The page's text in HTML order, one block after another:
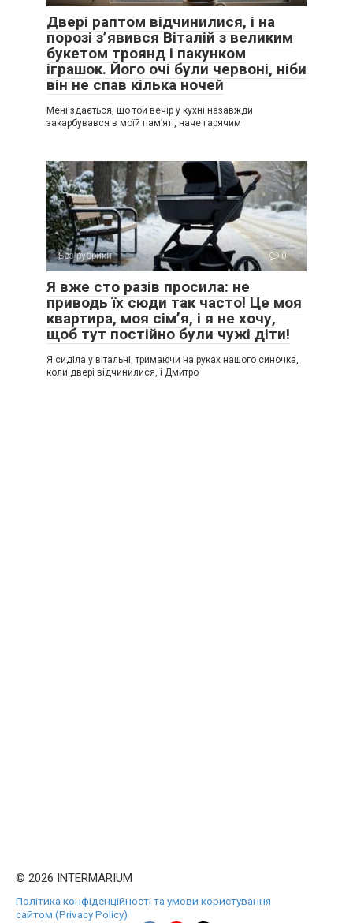
Двері раптом відчинилися, і на
порозі з’явився Віталій з великим
букетом троянд і пакунком
іграшок. Його очі були червоні, ніби
він не спав кілька ночей
Мені здається, що той вечір у кухні назавжди
закарбувався в моїй пам’яті, наче гарячим
Без рубрики 0
Я вже сто разів просила: не
приводь їх сюди так часто! Це моя
квартира, моя сім’я, і я не хочу,
щоб тут постійно були чужі діти!
Я сиділа у вітальні, тримаючи на руках нашого синочка,
коли двері відчинилися, і Дмитро
© 2026 INTERMARIUM
Політика конфіденційності та умови користування
сайтом (Privacy Policy)